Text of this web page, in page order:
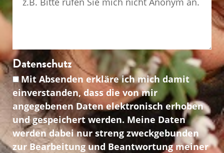
Datenschutz
Mit Absenden erkläre ich mich damit
einverstanden, dass die von mir
angegebenen Daten elektronisch erhoben
und gespeichert werden. Meine Daten
werden dabei nur streng zweckgebunden
zur Bearbeitung und Beantwortung meiner